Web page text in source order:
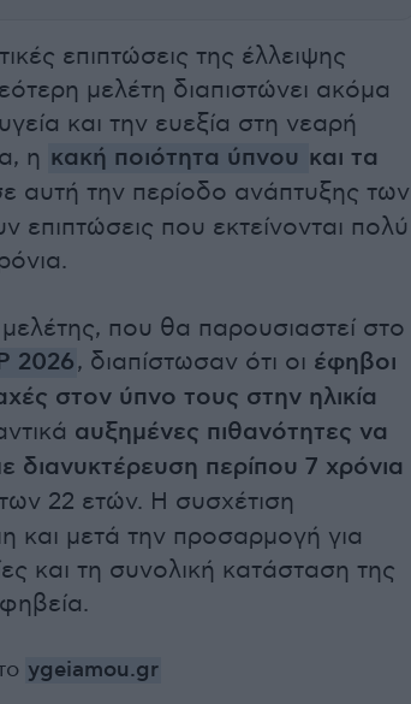
επιπτώσεις της έλλειψης
μελέτη διαπιστώνει ακόμα
και την ευεξία στη νεαρή
η κακή ποιότητα ύπνου και τα
αυτή την περίοδο ανάπτυξης των
επιπτώσεις που εκτείνονται πολύ
που θα παρουσιαστεί στο
2026, διαπίστωσαν ότι οι έφηβοι
στον ύπνο τους στην ηλικία
αυξημένες πιθανότητες να
διανυκτέρευση περίπου 7 χρόνια
22 ετών. Η συσχέτιση
και μετά την προσαρμογή για
και τη συνολική κατάσταση της
ygeiamou.gr